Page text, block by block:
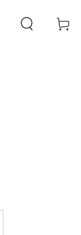
Cistella